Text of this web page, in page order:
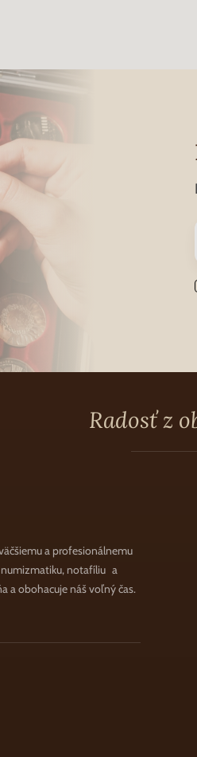
Radosť z
a profesionálnemu
notafíliu a
a obohacuje náš voľný čas.